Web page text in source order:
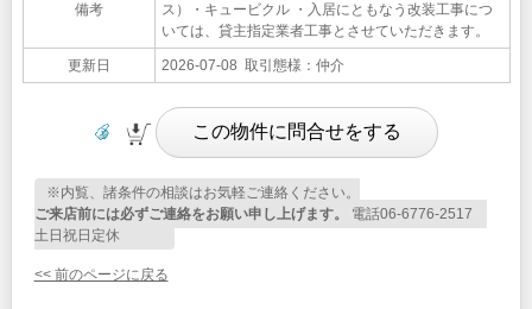
備考
ス）・キュービクル ・入居にともなう改装工事につ
いては、貸主指定業者工事とさせていただきます。
更新日 2026-07-08 取引態様：仲介
※内覧、諸条件の相談はお気軽ご連絡ください。
ご来店前には必ずご連絡をお願い申し上げます。
電話06-6776-2517
土日祝日定休
<< 前のページに戻る